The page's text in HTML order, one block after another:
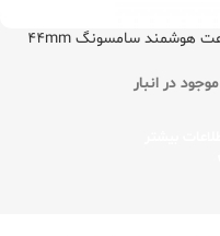
ساعت هوشمند سامسونگ 44mm
موجود در انبار